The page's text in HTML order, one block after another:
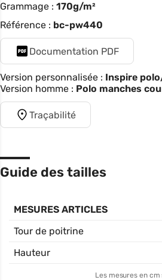
Grammage : 170g/m²
Référence : bc-pw440
Documentation PDF
Version personnalisée : Inspire
Version homme : Polo manches
Traçabilité
Guide des tailles
MESURES ARTICLES
Tour de poitrine
Hauteur
Les mesures en